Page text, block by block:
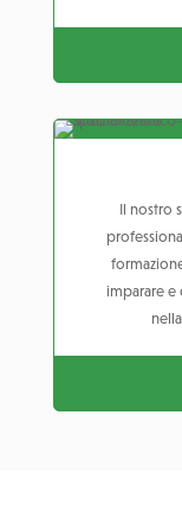
Il nostro
imparare e